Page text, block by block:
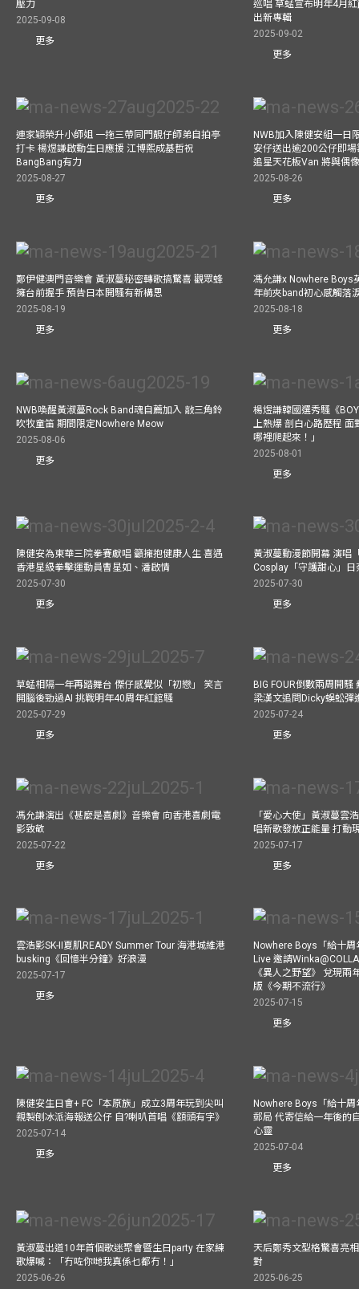
壓力
2025-09-08
更多
巡唱 草蜢宣布明年4月
出新專輯
2025-09-02
更多
連家穎榮升小師姐 一拖三帶同門靚仔師弟自拍亭
打卡 楊煜謙啟動生日應援 江博熙成基哲祝
BangBang有力
2025-08-27
更多
NWB加入陳健安組一日
安仔送出逾200公仔即
追星天花板Van 將與偶
2025-08-26
更多
鄭伊健澳門音樂會 黃淑蔓秘密轉歌搞驚喜 觀眾蜂
擁台前握手 預告日本開騷有新構思
2025-08-19
更多
馮允謙x Nowhere Boys
年前夾band初心感觸落
2025-08-18
更多
NWB喚醒黃淑蔓Rock Band魂自薦加入 敲三角鈴
吹牧童笛 期間限定Nowhere Meow
2025-08-06
更多
楊煜謙韓國選秀騷《
上熱爆 剖白心路歷程
哪裡爬起來！」
2025-08-01
更多
陳健安為東華三院拳賽獻唱 籲擁抱健康人生 喜遇
香港星級拳擊運動員曹星如、潘啟情
2025-07-30
更多
黃淑蔓動漫節開幕 演唱
Cosplay「守護甜心」
2025-07-30
更多
草蜢相隔一年再踏舞台 傑仔感覺似「初戀」 笑言
開腦後勁過AI 挑戰明年40周年紅館騷
2025-07-29
更多
BIG FOUR倒數兩周開
梁漢文追問Dicky蜈蚣彈
2025-07-24
更多
馮允謙演出《甚麼是喜劇》音樂會 向香港喜劇電
影致敬
2025-07-22
更多
「愛心大使」黃淑蔓雲
唱新歌發放正能量 打動
2025-07-17
更多
雲浩影SK-II夏肌READY Summer Tour 海港城維港
busking《回憶半分鐘》好浪漫
2025-07-17
更多
Nowhere Boys「給十
Live 邀請
《異人之野望》 兌現兩
版《今期不流行》
2025-07-15
更多
陳健安生日會+ FC「本原族」成立3周年玩到尖叫
親製刨冰派海報送公仔 自?喇叭首唱《額頭有字》
2025-07-14
更多
Nowhere Boys「給十
郵局 代寄信給一年後的
心靈
2025-07-04
更多
黃淑蔓出道10年首個歌迷聚會暨生日party 在家練
歌爆喊：「冇咗你哋我真係乜都冇！」
2025-06-26
天后鄭秀文型格驚喜亮
對
2025-06-25